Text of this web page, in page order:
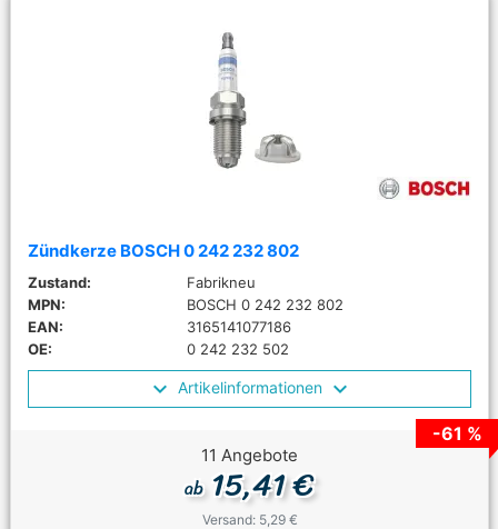
Zündkerze BOSCH 0 242 232 802
Zustand:
Fabrikneu
MPN:
BOSCH 0 242 232 802
EAN:
3165141077186
OE:
0 242 232 502
Artikelinformationen
-61 %
11 Angebote
ab15,41 €
Versand: 5,29 €